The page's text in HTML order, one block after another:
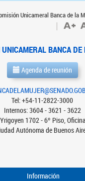
Unicameral Banca de la
BANCA
Agenda de reunión
Tel: +54-11-2822-3000
Internos: 3604 - 3621 - 3622
1702 - 6º Piso,
Autónoma de Buenos
Información